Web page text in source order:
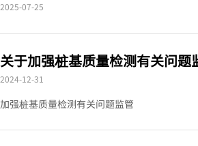
2025-07-25
关于加强桩基质量检测有关问题
2024-12-31
加强桩基质量检测有关问题监管